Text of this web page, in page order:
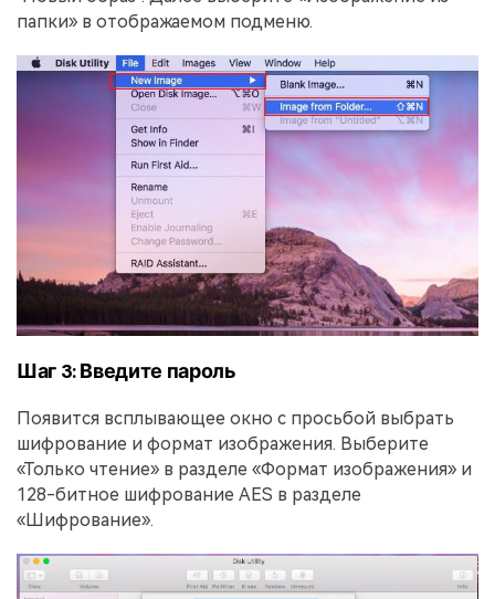
папки» в отображаемом подменю.
Шаг 3: Введите пароль
Появится всплывающее окно с просьбой выбрать
шифрование и формат изображения. Выберите
«Только чтение» в разделе «Формат изображения» и
128-битное шифрование AES в разделе
«Шифрование».